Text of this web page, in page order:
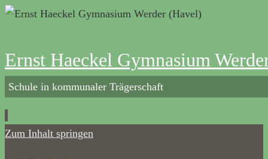
Ernst Haeckel Gymnasium
Schule in kommunaler Trägerschaft
Zum Inhalt springen